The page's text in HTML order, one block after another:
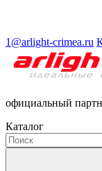
1@arlight-crimea.ru
официальный
Каталог